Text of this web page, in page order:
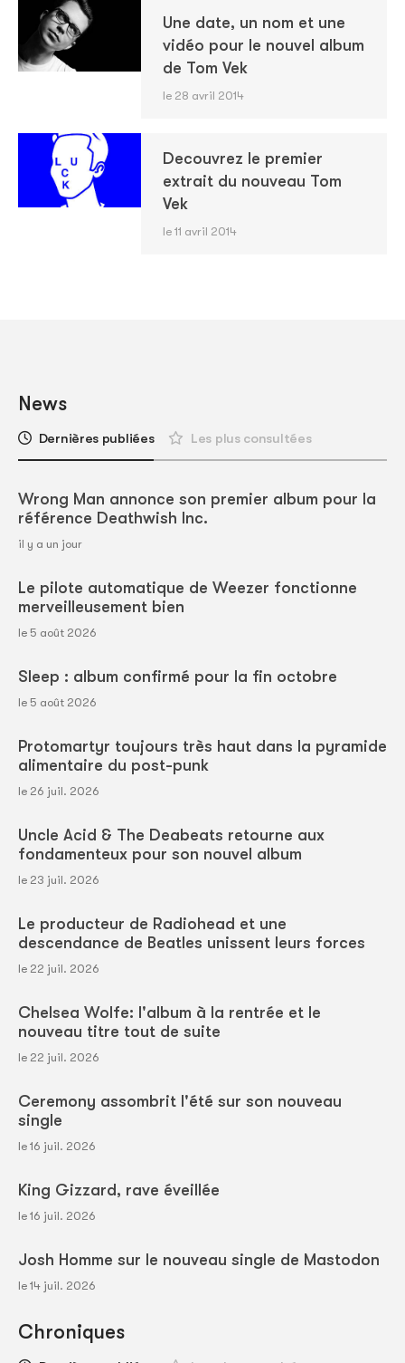
Une date, un nom et une
vidéo pour le nouvel album
de Tom Vek
le 28 avril 2014
Decouvrez le premier
extrait du nouveau Tom
Vek
le 11 avril 2014
News
Dernières publiées Les plus consultées
Wrong Man annonce son premier album pour la
référence Deathwish Inc.
il y a un jour
Le pilote automatique de Weezer fonctionne
merveilleusement bien
le 5 août 2026
Sleep : album confirmé pour la fin octobre
le 5 août 2026
Protomartyr toujours très haut dans la pyramide
alimentaire du post-punk
le 26 juil. 2026
Uncle Acid & The Deabeats retourne aux
fondamenteux pour son nouvel album
le 23 juil. 2026
Le producteur de Radiohead et une
descendance de Beatles unissent leurs forces
le 22 juil. 2026
Chelsea Wolfe: l'album à la rentrée et le
nouveau titre tout de suite
le 22 juil. 2026
Ceremony assombrit l'été sur son nouveau
single
le 16 juil. 2026
King Gizzard, rave éveillée
le 16 juil. 2026
Josh Homme sur le nouveau single de Mastodon
le 14 juil. 2026
Chroniques